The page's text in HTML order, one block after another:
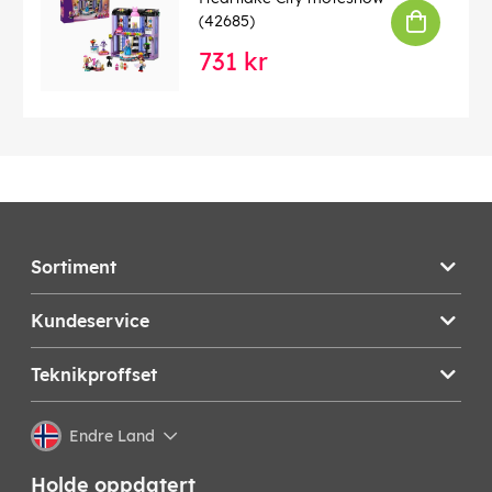
(42685)
731 kr
Sortiment
Kundeservice
Teknikproffset
Endre Land
Holde oppdatert